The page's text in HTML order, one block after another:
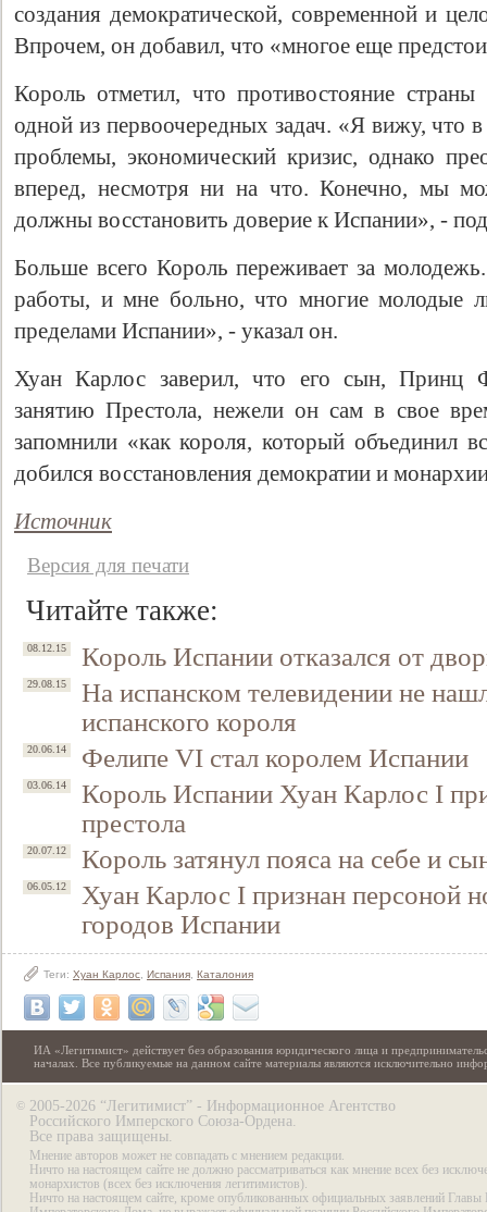
создания демократической, современной и
Впрочем, он добавил, что «многое еще
Король отметил, что противостояние страны
одной из первоочередных задач. «Я вижу, что
проблемы, экономический кризис, однако
вперед, несмотря ни на что. Конечно, мы
должны восстановить доверие к Испании», -
Больше всего Король переживает за
работы, и мне больно, что многие молодые
пределами Испании», - указал он.
Хуан Карлос заверил, что его сын, Принц
занятию Престола, нежели он сам в свое
запомнили «как короля, который объединил
добился восстановления демократии и
Источник
Версия для печати
Читайте также:
08.12.15 Король Испании отказался от
29.08.15
На испанском телевидении не
испанского короля
20.06.14 Фелипе VI стал королем Испании
03.06.14
Король Испании Хуан Карлос I
престола
20.07.12 Король затянул пояса на себе и
06.05.12
Хуан Карлос I признан персоной
городов Испании
Теги: Хуан Карлос Испания Каталония
ИА «Легитимист» действует без образования юридического лица и
началах. Все публикуемые на данном сайте материалы являются исключительно
© 2005-2026 “Легитимист” - Информационное Агентство
Российского Имперского Союза-Ордена.
Все права защищены.
Мнение авторов может не совпадать с мнением редакции.
Ничто на настоящем сайте не должно рассматриваться как мнение всех без
монархистов (всех без исключения легитимистов).
Ничто на настоящем сайте, кроме опубликованных официальных заявлений Главы